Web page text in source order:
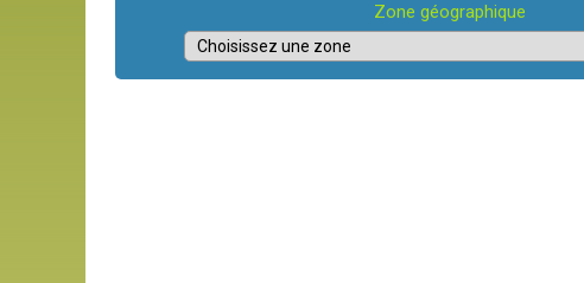
Zone géographique